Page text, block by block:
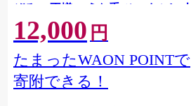
ぞろい 不揃い うな重 ひつまぶし 人
気 茨城 八千代町 ふるさと納税 冷凍
[SF951ya]
12,000 円
たまったWAON POINTで
寄附できる！